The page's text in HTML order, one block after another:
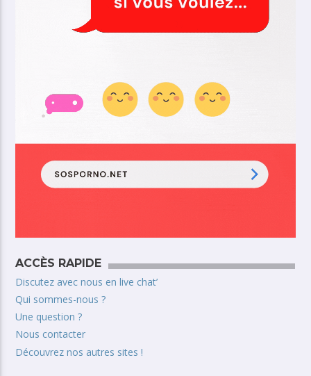
ACCÈS RAPIDE
Discutez avec nous en live chat’
Qui sommes-nous ?
Une question ?
Nous contacter
Découvrez nos autres sites !